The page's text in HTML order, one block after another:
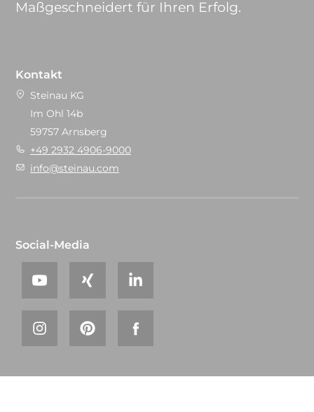
Maßgeschneidert für Ihren Erfolg.
Kontakt
Steinau KG
Im Ohl 14b
59757 Arnsberg
+49 2932 4906-9000
info@steinau.com
Social-Media